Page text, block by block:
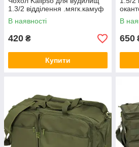
1.3/2 відділення .мягк.камуф
В наявності
420 ₴
Купити
В
650